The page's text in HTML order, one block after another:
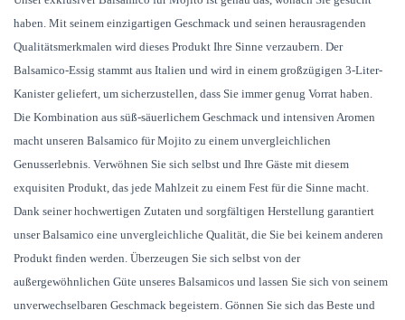
haben. Mit seinem einzigartigen Geschmack und seinen herausragenden
Qualitätsmerkmalen wird dieses Produkt Ihre Sinne verzaubern. Der
Balsamico-Essig stammt aus Italien und wird in einem großzügigen 3-Liter-
Kanister geliefert, um sicherzustellen, dass Sie immer genug Vorrat haben.
Die Kombination aus süß-säuerlichem Geschmack und intensiven Aromen
macht unseren Balsamico für Mojito zu einem unvergleichlichen
Genusserlebnis. Verwöhnen Sie sich selbst und Ihre Gäste mit diesem
exquisiten Produkt, das jede Mahlzeit zu einem Fest für die Sinne macht.
Dank seiner hochwertigen Zutaten und sorgfältigen Herstellung garantiert
unser Balsamico eine unvergleichliche Qualität, die Sie bei keinem anderen
Produkt finden werden. Überzeugen Sie sich selbst von der
außergewöhnlichen Güte unseres Balsamicos und lassen Sie sich von seinem
unverwechselbaren Geschmack begeistern. Gönnen Sie sich das Beste und